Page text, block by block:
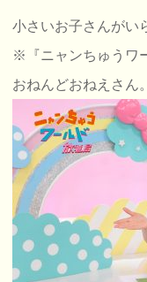
小さいお子さんがい
※『ニャンちゅうワ
おねんどおねえさん。